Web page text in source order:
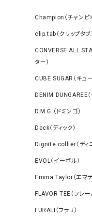
Champion（チャンピ
clip.tab（クリップタブ
CONVERSE ALL
ター）
CUBE SUGAR（キュ
DENIM DUNGAREE
D.M.G.（ドミンゴ）
Deck（ディック）
Dignite collier（ディ
EVOL（イーボル）
Emma Taylor（エマテ
FLAVOR TEE（フレー
FURALI（フラリ）